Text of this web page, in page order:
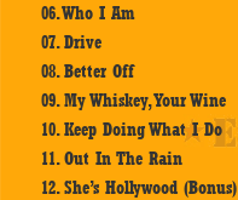
06. Who I Am
07. Drive
08. Better Off
09. My Whiskey, Your Wine
10. Keep Doing What I Do
11. Out In The Rain
12. She’s Hollywood (Bonus)